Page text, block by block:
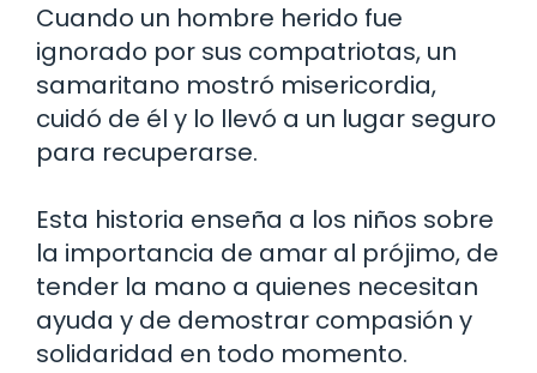
Cuando un hombre herido fue
ignorado por sus compatriotas, un
samaritano mostró misericordia,
cuidó de él y lo llevó a un lugar seguro
para recuperarse.
Esta historia enseña a los niños sobre
la importancia de amar al prójimo, de
tender la mano a quienes necesitan
ayuda y de demostrar compasión y
solidaridad en todo momento.